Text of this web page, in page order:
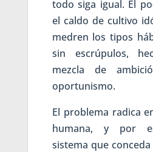
todo siga igual. El
el caldo de cultivo
medren los tipos
sin escrúpulos,
mezcla de
oportunismo.
El problema radica
humana, y por
sistema que